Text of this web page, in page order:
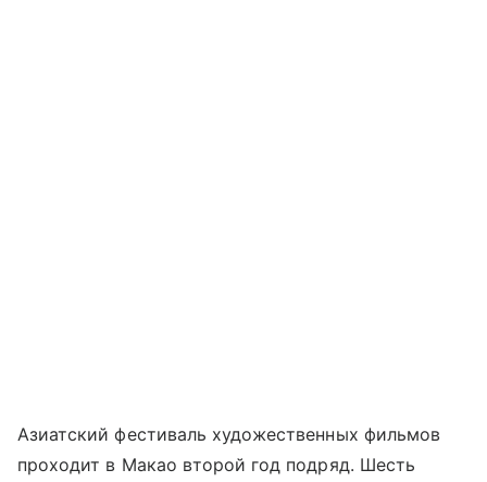
Азиатский фестиваль художественных фильмов
проходит в Макао второй год подряд. Шесть